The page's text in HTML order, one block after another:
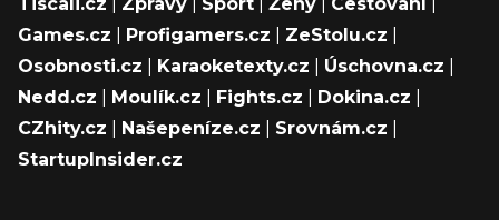
Games.cz
Profigamers.cz ZeStolu.cz
Osobnosti.cz
Karaoketexty.cz Úschovna.cz
Nedd.cz
Moulík.cz Fights.cz Dokina.cz
CZhity.cz
Našepeníze.cz Srovnám.cz
StartupInsider.cz